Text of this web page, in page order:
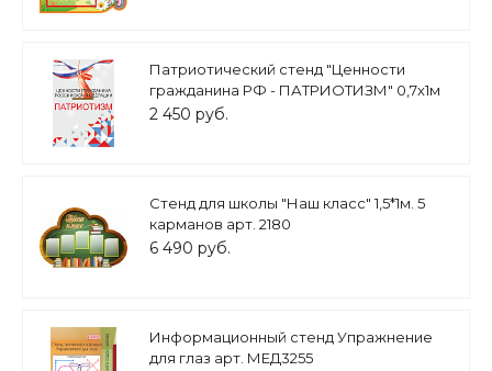
Патриотический стенд "Ценности
гражданина РФ - ПАТРИОТИЗМ" 0,7х1м
арт. 2450_12
2 450 руб.
Стенд для школы "Наш класс" 1,5*1м. 5
карманов арт. 2180
6 490 руб.
Информационный стенд Упражнение
для глаз арт. МЕД3255